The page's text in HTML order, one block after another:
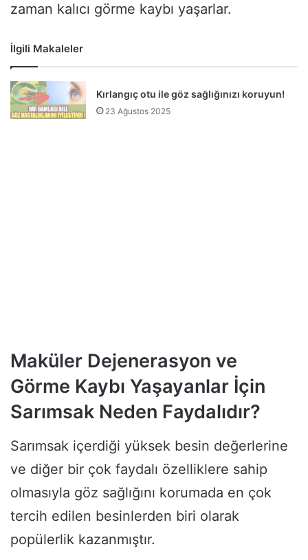
zaman kalıcı görme kaybı yaşarlar.
İlgili Makaleler
Kırlangıç otu ile göz sağlığınızı koruyun!
23 Ağustos 2025
Maküler Dejenerasyon ve
Görme Kaybı Yaşayanlar İçin
Sarımsak Neden Faydalıdır?
Sarımsak içerdiği yüksek besin değerlerine
ve diğer bir çok faydalı özelliklere sahip
olmasıyla göz sağlığını korumada en çok
tercih edilen besinlerden biri olarak
popülerlik kazanmıştır.